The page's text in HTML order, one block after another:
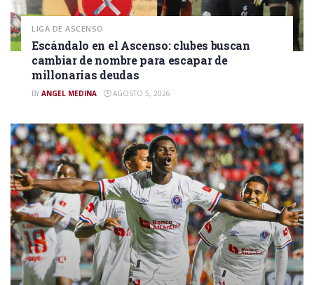
LIGA DE ASCENSO
Escándalo en el Ascenso: clubes buscan
cambiar de nombre para escapar de
millonarias deudas
BY ANGEL MEDINA AGOSTO 5, 2026